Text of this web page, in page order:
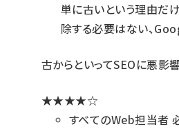
単に古いという理由だ
除する必要はない、
古からといってSEOに悪影
★★★★☆
すべてのWeb担当者